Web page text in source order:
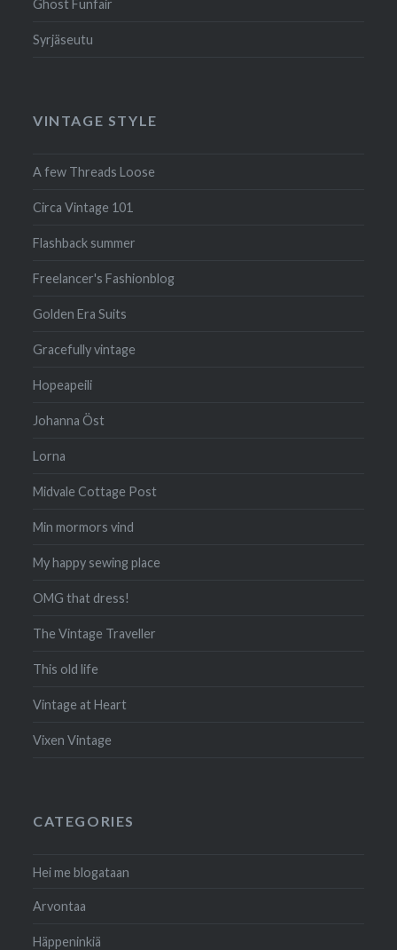
Ghost Funfair
Syrjäseutu
VINTAGE STYLE
A few Threads Loose
Circa Vintage 101
Flashback summer
Freelancer's Fashionblog
Golden Era Suits
Gracefully vintage
Hopeapeili
Johanna Öst
Lorna
Midvale Cottage Post
Min mormors vind
My happy sewing place
OMG that dress!
The Vintage Traveller
This old life
Vintage at Heart
Vixen Vintage
CATEGORIES
Hei me blogataan
Arvontaa
Häppeninkiä